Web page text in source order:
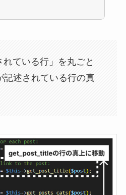
れている行」を丸ごと
記述されている行の真